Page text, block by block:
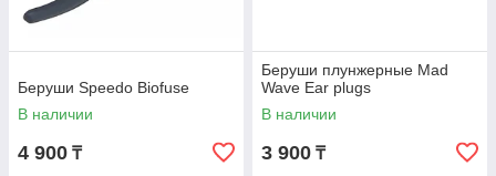
4.
Интернет магазин гарантирует высокое качество
аксессуаров для плавания
Беруши Speedo Biofuse
В наличии
4 900 ₸
Беруши плунжерные Mad
Wave Ear plugs
В наличии
3 900 ₸